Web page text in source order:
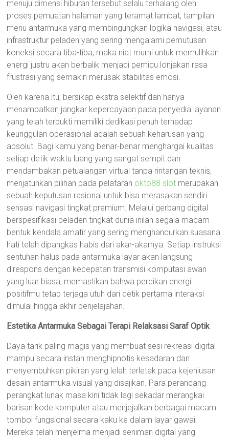
menuju dimensi hiburan tersebut selalu terhalang oleh
proses pemuatan halaman yang teramat lambat, tampilan
menu antarmuka yang membingungkan logika navigasi, atau
infrastruktur peladen yang sering mengalami pemutusan
koneksi secara tiba-tiba, maka niat murni untuk memulihkan
energi justru akan berbalik menjadi pemicu lonjakan rasa
frustrasi yang semakin merusak stabilitas emosi.
Oleh karena itu, bersikap ekstra selektif dan hanya
menambatkan jangkar kepercayaan pada penyedia layanan
yang telah terbukti memiliki dedikasi penuh terhadap
keunggulan operasional adalah sebuah keharusan yang
absolut. Bagi kamu yang benar-benar menghargai kualitas
setiap detik waktu luang yang sangat sempit dan
mendambakan petualangan virtual tanpa rintangan teknis,
menjatuhkan pilihan pada pelataran okto88 slot merupakan
sebuah keputusan rasional untuk bisa merasakan sendiri
sensasi navigasi tingkat premium. Melalui gerbang digital
berspesifikasi peladen tingkat dunia inilah segala macam
bentuk kendala amatir yang sering menghancurkan suasana
hati telah dipangkas habis dari akar-akarnya. Setiap instruksi
sentuhan halus pada antarmuka layar akan langsung
direspons dengan kecepatan transmisi komputasi awan
yang luar biasa, memastikan bahwa percikan energi
positifmu tetap terjaga utuh dari detik pertama interaksi
dimulai hingga akhir penjelajahan.
Estetika Antarmuka Sebagai Terapi Relaksasi Saraf Optik
Daya tarik paling magis yang membuat sesi rekreasi digital
mampu secara instan menghipnotis kesadaran dan
menyembuhkan pikiran yang lelah terletak pada kejeniusan
desain antarmuka visual yang disajikan. Para perancang
perangkat lunak masa kini tidak lagi sekadar merangkai
barisan kode komputer atau menjejalkan berbagai macam
tombol fungsional secara kaku ke dalam layar gawai.
Mereka telah menjelma menjadi seniman digital yang